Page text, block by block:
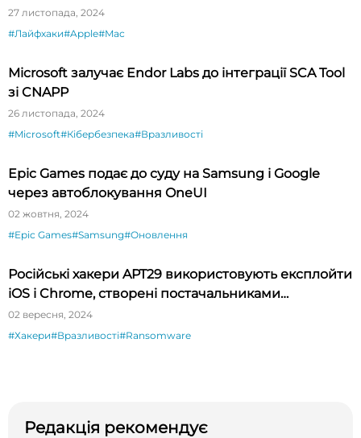
27 листопада, 2024
#Лайфхаки#Apple#Mac
Microsoft залучає Endor Labs до інтеграції SCA Tool
зі CNAPP
26 листопада, 2024
#Microsoft#Кібербезпека#Вразливості
Epic Games подає до суду на Samsung і Google
через автоблокування OneUI
02 жовтня, 2024
#Epic Games#Samsung#Оновлення
Російські хакери APT29 використовують експлойти
iOS і Chrome, створені постачальниками
шпигунського ПЗ
02 вересня, 2024
#Хакери#Вразливості#Ransomware
Редакція рекомендує